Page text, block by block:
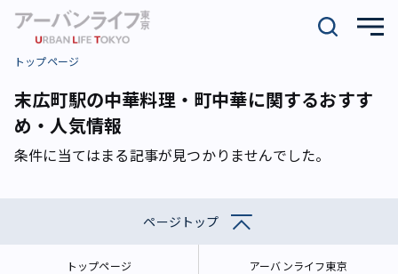
トップページ
末広町駅の中華料理・町中華に関するおすす
め・人気情報
条件に当てはまる記事が見つかりませんでした。
ページトップ
トップページ アーバンライフ東京